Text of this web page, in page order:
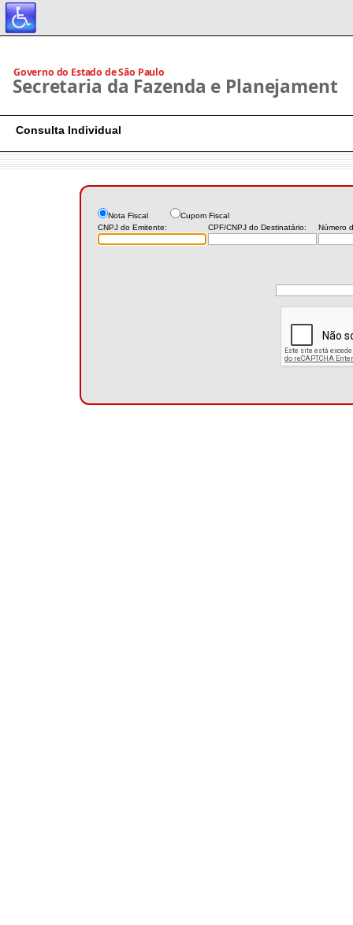
Consulta Individual
Nota Fiscal
Cupom Fiscal
CNPJ do Emitente:
CPF/CNPJ do Destinatário: Número